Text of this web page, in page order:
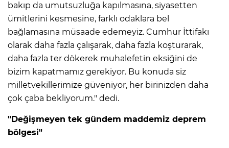
bakıp da umutsuzluğa kapılmasına, siyasetten
ümitlerini kesmesine, farklı odaklara bel
bağlamasına müsaade edemeyiz. Cumhur İttifakı
olarak daha fazla çalışarak, daha fazla koşturarak,
daha fazla ter dökerek muhalefetin eksiğini de
bizim kapatmamız gerekiyor. Bu konuda siz
milletvekillerimize güveniyor, her birinizden daha
çok çaba bekliyorum." dedi.
"Değişmeyen tek gündem maddemiz deprem
bölgesi"